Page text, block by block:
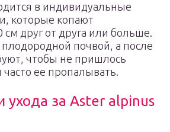
в индивидуальные
которые копают
см друг от друга или больше.
почвой, а после
чтобы не пришлось
ее пропалывать.
ухода за Aster alpinus